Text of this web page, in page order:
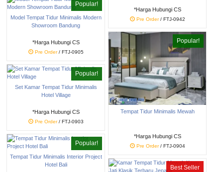
*Harga Hubungi CS
Pre Order/ FTJ-0942
Popular!
Model Tempat Tidur Minimalis Modern
Showroom Bandung
*Harga Hubungi CS
Pre Order/ FTJ-0905
Popular!
Tempat Tidur Minimalis Mewah
*Harga Hubungi CS
Pre Order/ FTJ-0904
Popular!
Set Kamar Tempat Tidur Minimalis
Hotel Village
*Harga Hubungi CS
Pre Order/ FTJ-0903
Popular!
Tempat Tidur Minimalis Interior Project
Hotel Bali
Best Seller